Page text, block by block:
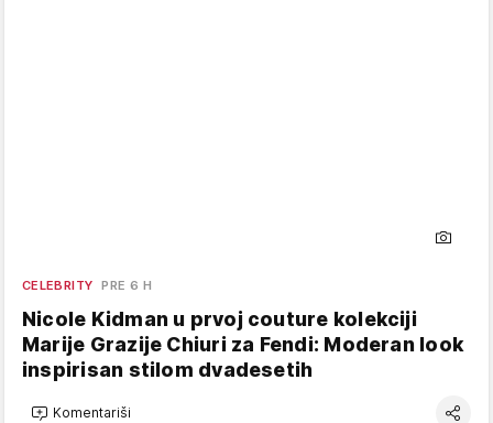
CELEBRITY PRE 6 H
Nicole Kidman u prvoj couture kolekciji
Marije Grazije Chiuri za Fendi: Moderan look
inspirisan stilom dvadesetih
Komentariši